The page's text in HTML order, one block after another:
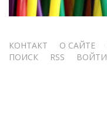
Меню
КОНТАКТ О САЙТЕ
ПОИСК
RSS ВОЙТИ